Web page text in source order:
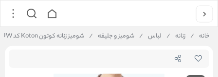
خانه / زنانه / لباس / شومیز و جلیقه / شومیز زنانه کوتون Koton کد 5SAK60011UW